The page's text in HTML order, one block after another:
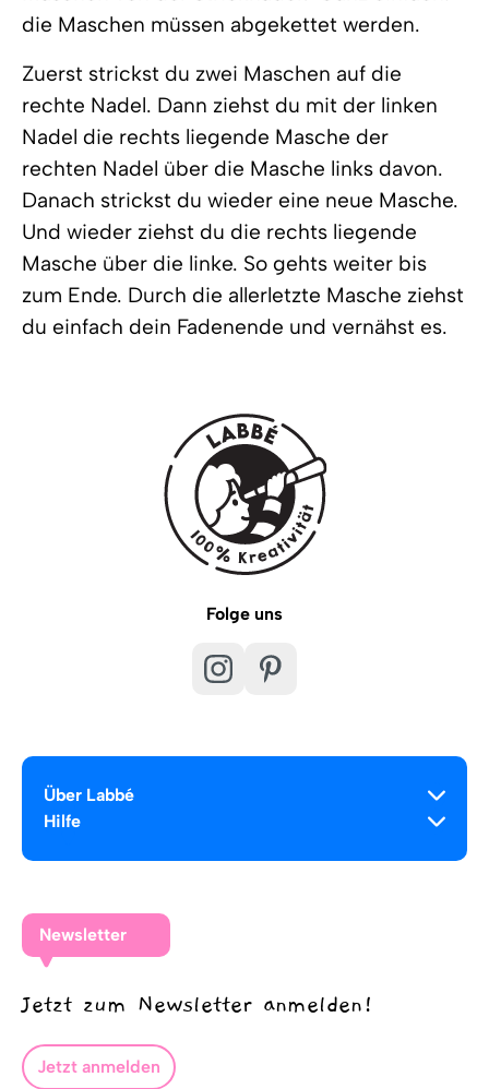
die Maschen müssen abgekettet werden.
Zuerst strickst du zwei Maschen auf die
rechte Nadel. Dann ziehst du mit der linken
Nadel die rechts liegende Masche der
rechten Nadel über die Masche links davon.
Danach strickst du wieder eine neue Masche.
Und wieder ziehst du die rechts liegende
Masche über die linke. So gehts weiter bis
zum Ende. Durch die allerletzte Masche ziehst
du einfach dein Fadenende und vernähst es.
Folge uns
Über Labbé
Hilfe
Newsletter
Jetzt zum Newsletter anmelden!
Jetzt anmelden